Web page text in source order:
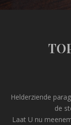
Helderziende
de
Laat U nu